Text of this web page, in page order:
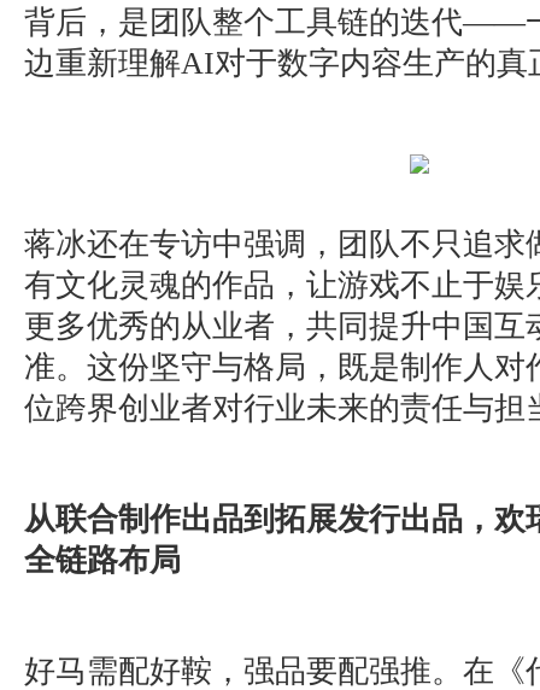
背后，是团队整个工具链的迭代——
边重新理解AI对于数字内容生产的真
蒋冰还在专访中强调，团队不只追求
有文化灵魂的作品，让游戏不止于娱
更多优秀的从业者，共同提升中国互
准。这份坚守与格局，既是制作人对
位跨界创业者对行业未来的责任与担
从联合制作出品到拓展发行出品，欢
全链路布局
好马需配好鞍，强品要配强推。在《